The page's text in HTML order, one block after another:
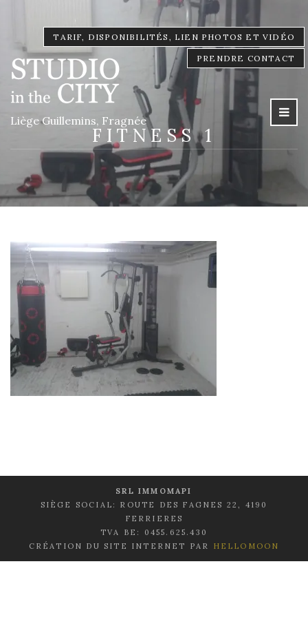
TARIF, DISPONIBILITÉS, LIEN PHOTOS ET VIDÉO
PRENDRE CONTACT
Liège Guillemins, Fragnée
FITNESS 1
SRL IMMOMAPI
SIÈGE SOCIAL: ROUTE DES FAGNES 22, 4190
FERRIERES
TVA BE: 0455.625.430
CRÉATION DU SITE INTERNET PAR
HELLOMOON